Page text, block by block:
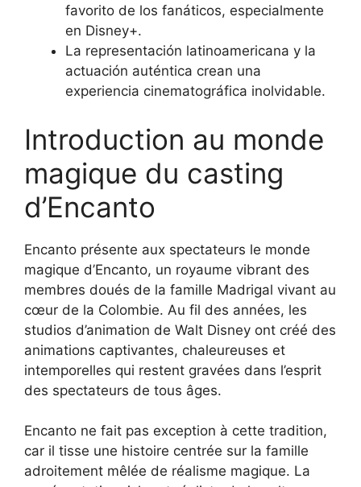
favorito de los fanáticos, especialmente
en Disney+.
La representación latinoamericana y la
actuación auténtica crean una
experiencia cinematográfica inolvidable.
Introduction au monde
magique du casting
d’Encanto
Encanto présente aux spectateurs le monde
magique d’Encanto, un royaume vibrant des
membres doués de la famille Madrigal vivant au
cœur de la Colombie. Au fil des années, les
studios d’animation de Walt Disney ont créé des
animations captivantes, chaleureuses et
intemporelles qui restent gravées dans l’esprit
des spectateurs de tous âges.
Encanto ne fait pas exception à cette tradition,
car il tisse une histoire centrée sur la famille
adroitement mêlée de réalisme magique. La